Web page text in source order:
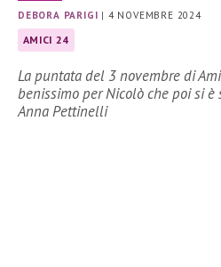
DEBORA PARIGI | 4 NOVEMBRE 2024
AMICI 24
La puntata del 3 novembre di
benissimo per Nicolò che poi si
Anna Pettinelli